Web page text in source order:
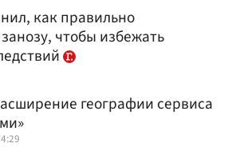
как правильно
чтобы избежать
географии сервиса